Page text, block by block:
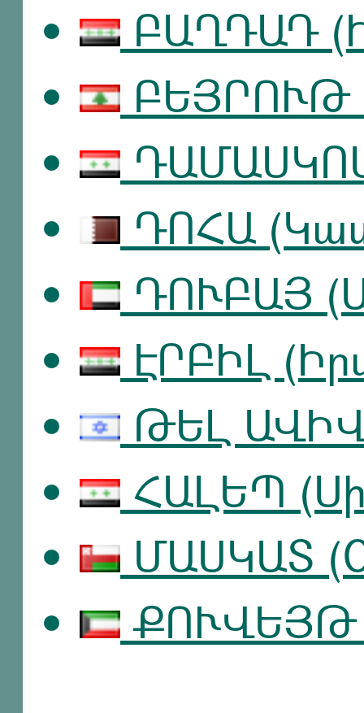
ԲԱՂԴԱԴ
ԲԵՅՐՈՒԹ
ԴՈՀԱ
ԴՈՒԲԱՅ
ԷՐԲԻԼ
ԹԵԼ ԱՎԻՎ
ՀԱԼԵՊ
ՄԱՍԿԱՏ
ՔՈՒՎԵՅԹ